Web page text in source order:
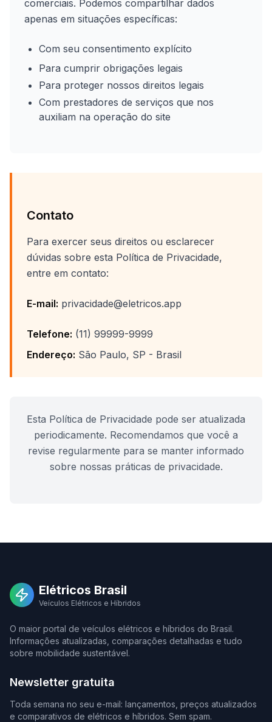
comerciais. Podemos compartilhar dados
apenas em situações específicas:
Com seu consentimento explícito
Para cumprir obrigações legais
Para proteger nossos direitos legais
Com prestadores de serviços que nos
auxiliam na operação do site
Contato
Para exercer seus direitos ou esclarecer
dúvidas sobre esta Política de Privacidade,
entre em contato:
E-mail: privacidade@eletricos.app
Telefone: (11) 99999-9999
Endereço: São Paulo, SP - Brasil
Esta Política de Privacidade pode ser atualizada
periodicamente. Recomendamos que você a
revise regularmente para se manter informado
sobre nossas práticas de privacidade.
Elétricos Brasil
Veículos Elétricos e Híbridos
O maior portal de veículos elétricos e híbridos do Brasil.
Informações atualizadas, comparações detalhadas e tudo
sobre mobilidade sustentável.
Newsletter gratuita
Toda semana no seu e-mail: lançamentos, preços atualizados
e comparativos de elétricos e híbridos. Sem spam.